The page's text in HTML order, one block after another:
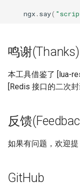
security
set-misc
shibboleth
slowfs
ngx. say(
鸣谢(Thanks)
本工具借鉴了 [lua-
[Redis 接口的二次
反馈
如果有问题，欢迎
GitHub